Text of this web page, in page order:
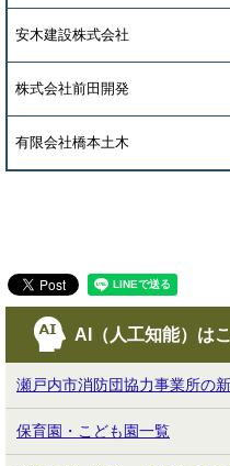
安木建設株式会社
株式会社前田開発
有限会社橋本土木
AI（人工知能）は
瀬戸内市消防団協力事業所の
保育園・こども園一覧